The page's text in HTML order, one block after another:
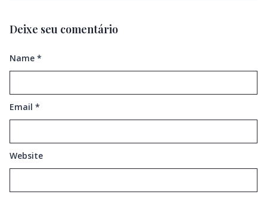
Deixe seu comentário
Name *
Email *
Website